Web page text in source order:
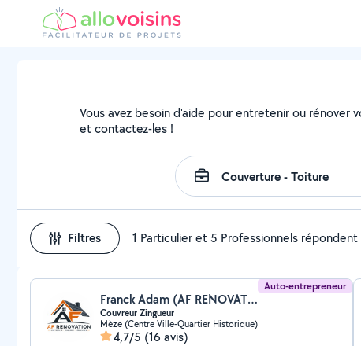
Vous avez besoin d'aide pour entretenir ou rénover
et contactez-les !
Filtres 1 Particulier et 5 Professionnels répondent
Auto-entrepreneur
Franck Adam (AF RENOVATION)
Couvreur Zingueur
Mèze (Centre Ville-Quartier Historique)
4,7/5 (16 avis)